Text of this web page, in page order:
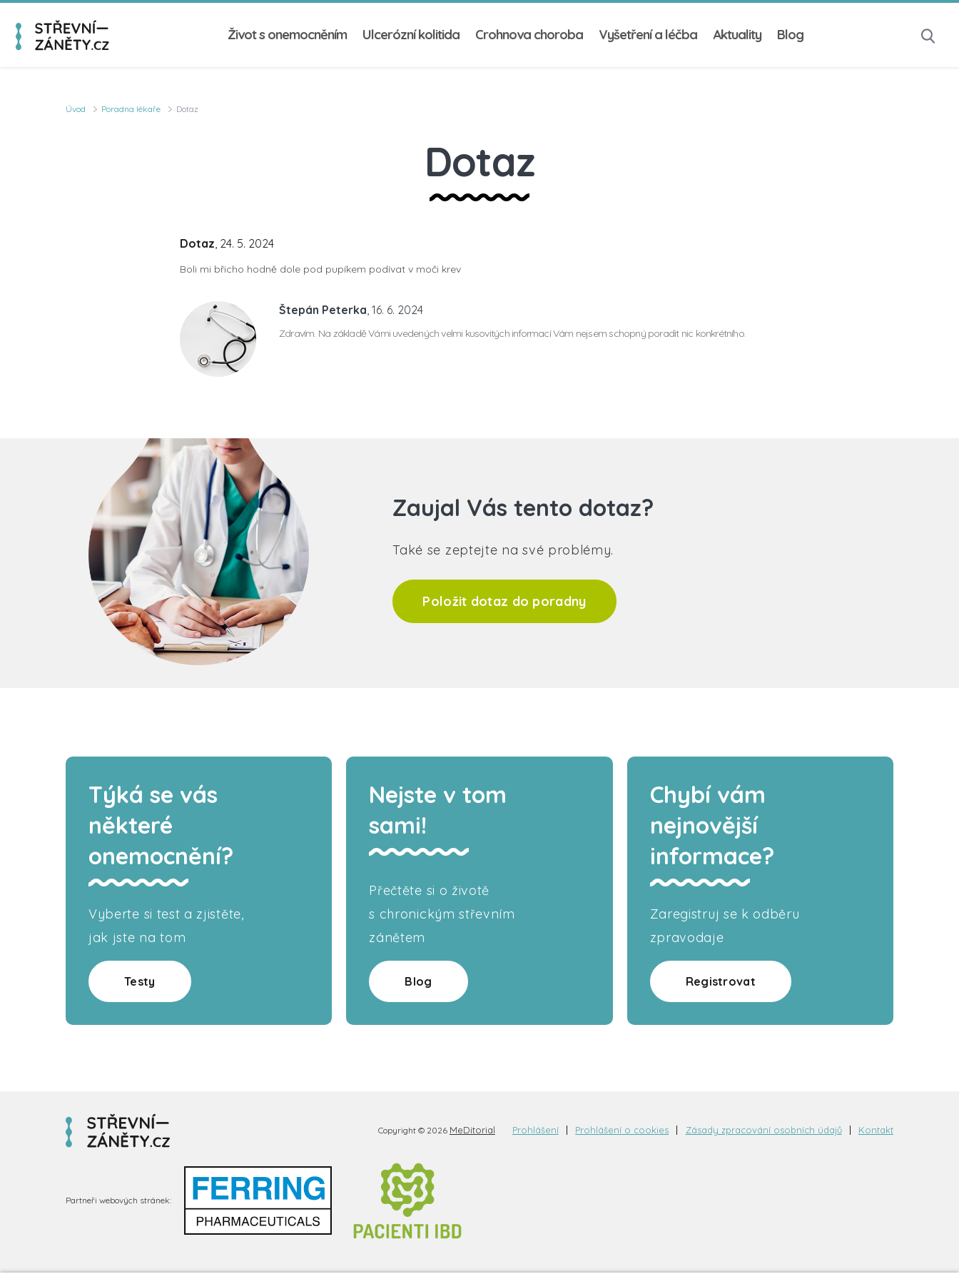
Život s onemocněním Ulcerózní kolitida Crohnova choroba Vyšetření a léčba Aktuality Blog
Úvod Poradna lékaře Dotaz
Dotaz
Dotaz, 24. 5. 2024
Boli mi břicho hodně dole pod pupíkem podívat v moči krev
Štepán Peterka , 16. 6. 2024
Zdravím. Na základě Vámi uvedených velmi kusovitých informací Vám nejsem schopný poradit nic konkrétního.
Zaujal Vás tento dotaz?
Také se zeptejte na své problémy.
Položit dotaz do poradny
Týká se vás
některé
onemocnění?
Vyberte si test a zjistěte,
jak jste na tom
Testy
Nejste v tom
sami!
Přečtěte si o životě
s chronickým střevním
zánětem
Blog
Chybí vám
nejnovější
informace?
Zaregistruj se k odběru
zpravodaje
Registrovat
Copyright © 2026 MeDitorial Prohlášení Prohlášení o cookies Zásady zpracování osobních údajů Kontakt
Partneři webových stránek: